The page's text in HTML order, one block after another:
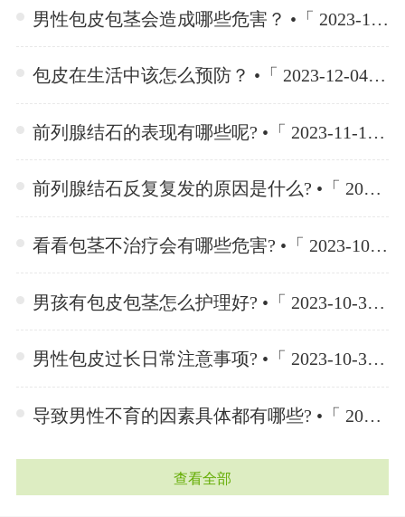
男性包皮包茎会造成哪些危害？ •「 2023-12-04 」
包皮在生活中该怎么预防？ •「 2023-12-04 」
前列腺结石的表现有哪些呢? •「 2023-11-10 」
前列腺结石反复复发的原因是什么? •「 2023-11-10 」
看看包茎不治疗会有哪些危害? •「 2023-10-30 」
男孩有包皮包茎怎么护理好? •「 2023-10-30 」
男性包皮过长日常注意事项? •「 2023-10-30 」
导致男性不育的因素具体都有哪些? •「 2023-10-23 」
查看全部